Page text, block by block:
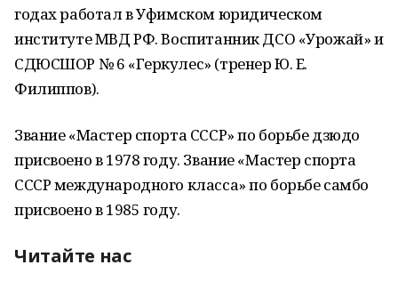
годах работал в Уфимском юридическом
институте МВД РФ. Воспитанник ДСО «Урожай» и
СДЮСШОР № 6 «Геркулес» (тренер Ю. Е.
Филиппов).
Звание «Мастер спорта СССР» по борьбе дзюдо
присвоено в 1978 году. Звание «Мастер спорта
СССР международного класса» по борьбе самбо
присвоено в 1985 году.
Читайте нас